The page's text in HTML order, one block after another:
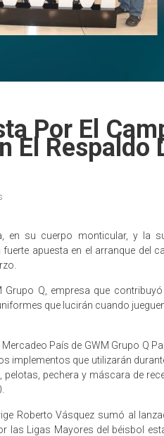
Por El
El Respaldo
en su cuerpo monticular, y la
apuesta en el arranque del
Q, empresa que
que lucirán cuando
País de GWM Grupo Q
implementos que utilizarán
pechera y máscara de
Roberto Vásquez sumó al
Ligas Mayores del béisbol